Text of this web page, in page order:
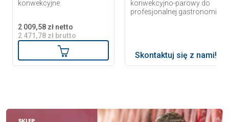
konwekcyjne
2 009,58 zł netto
2 471,78 zł brutto
Dodaj do koszyka
konwekcyjno-parowy do
profesjonalnej gastronomii
Skontaktuj się z nami!